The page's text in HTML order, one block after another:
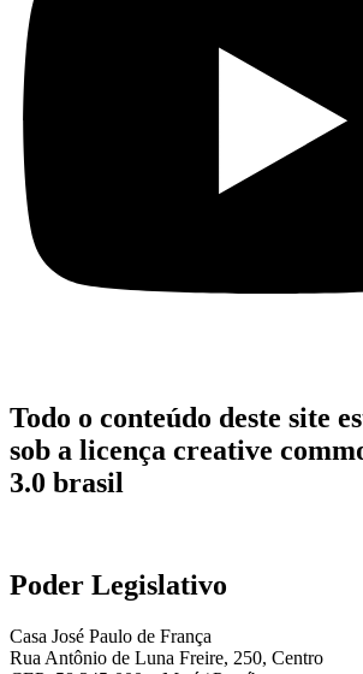
Todo o conteúdo deste site
sob a licença creative
3.0 brasil
Poder Legislativo
Casa José Paulo de França
Rua Antônio de Luna Freire, 250, Centro